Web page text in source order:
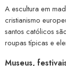
A escultura em
cristianismo
santos católicos
roupas típicas e
Museus,